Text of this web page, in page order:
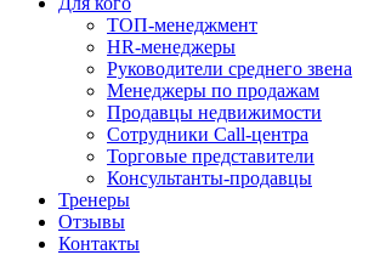
ТОП-менеджмент
HR-менеджеры
Руководители среднего звена
Менеджеры по продажам
Продавцы недвижимости
Сотрудники Call-центра
Торговые представители
Консультанты-продавцы
Тренеры
Отзывы
Контакты